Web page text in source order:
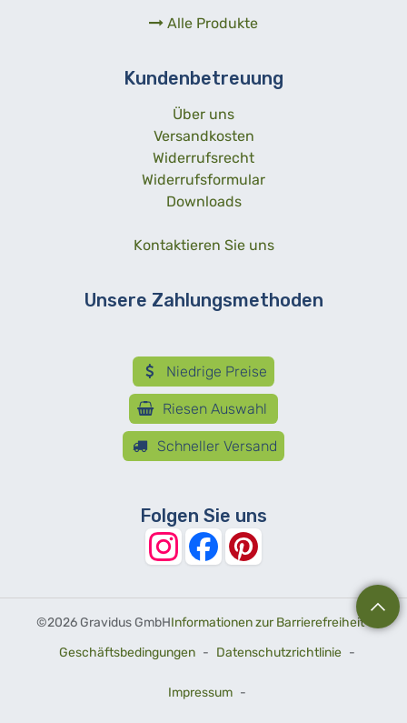
Alle Produkte
Kundenbetreuung
Über uns
Versandkosten
Widerrufsrecht
Widerrufsformular
Downloads
Kontaktieren Sie uns
Unsere Zahlungsmethoden
Niedrige Preise
Riesen Auswahl
Schneller Versand
Folgen Sie uns
©2026 Gravidus GmbHInformationen zur Barrierefreiheit-
Geschäftsbedingungen - Datenschutzrichtlinie -
Impressum -